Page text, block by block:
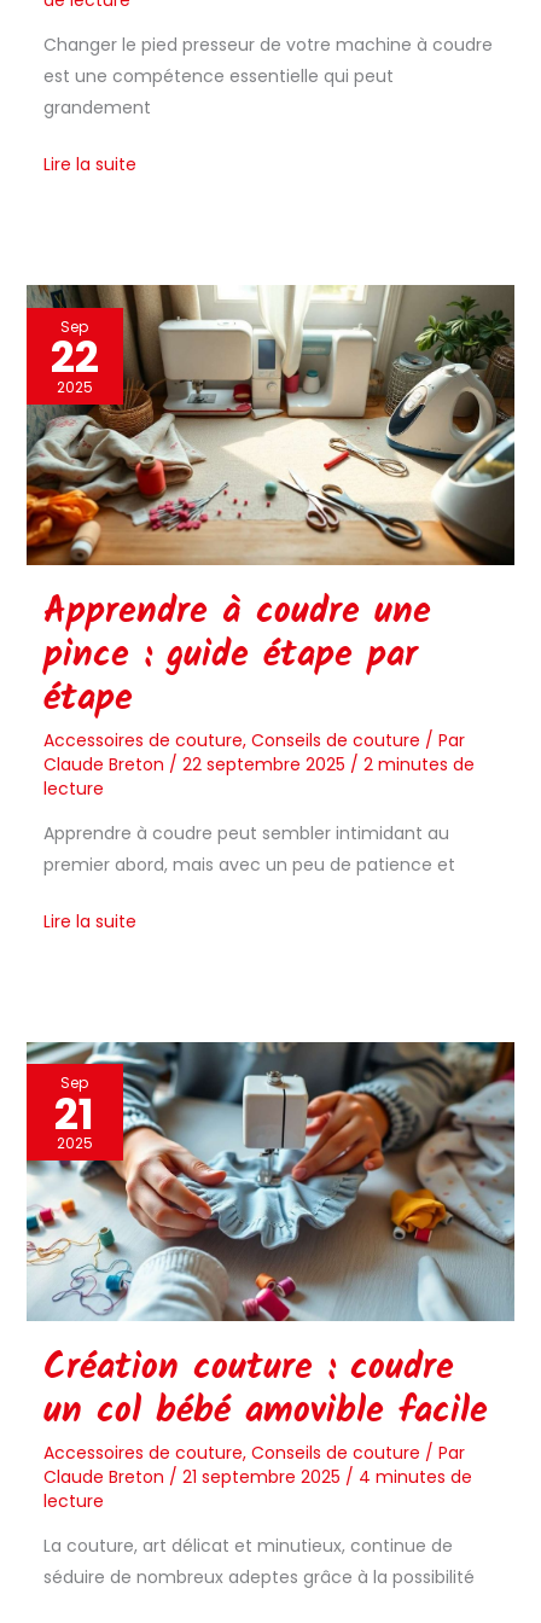
Changer le pied presseur de votre machine à coudre
est une compétence essentielle qui peut
grandement
Lire la suite
Sep
22
2025
Apprendre à coudre une
pince : guide étape par
étape
Accessoires de couture, Conseils de couture / Par
Claude Breton / 22 septembre 2025 / 2 minutes de
lecture
Apprendre à coudre peut sembler intimidant au
premier abord, mais avec un peu de patience et
Apprendre
à
coudre
une
pince
:
guide
étape
étape
Lire la suite
Sep
21
2025
Création couture : coudre
un col bébé amovible facile
Accessoires de couture, Conseils de couture / Par
Claude Breton / 21 septembre 2025 / 4 minutes de
lecture
La couture, art délicat et minutieux, continue de
séduire de nombreux adeptes grâce à la possibilité
Création
couture
coudre
un
col
bébé
amovible